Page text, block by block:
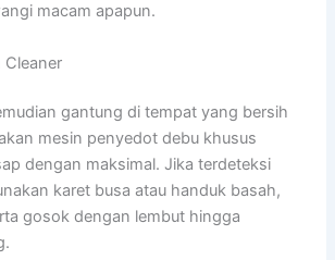
macam apapun.
Cleaner
gantung di tempat yang bersih
mesin penyedot debu khusus
dengan maksimal. Jika terdeteksi
karet busa atau handuk basah,
gosok dengan lembut hingga